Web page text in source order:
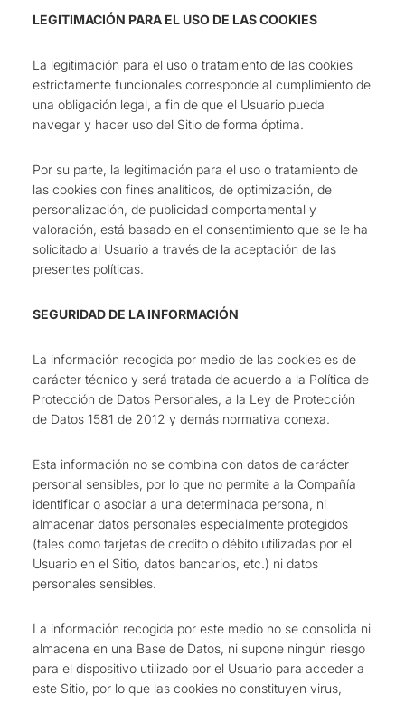
LEGITIMACIÓN PARA EL USO DE LAS COOKIES
La legitimación para el uso o tratamiento de las cookies
estrictamente funcionales corresponde al cumplimiento de
una obligación legal, a fin de que el Usuario pueda
navegar y hacer uso del Sitio de forma óptima.
Por su parte, la legitimación para el uso o tratamiento de
las cookies con fines analíticos, de optimización, de
personalización, de publicidad comportamental y
valoración, está basado en el consentimiento que se le ha
solicitado al Usuario a través de la aceptación de las
presentes políticas.
SEGURIDAD DE LA INFORMACIÓN
La información recogida por medio de las cookies es de
carácter técnico y será tratada de acuerdo a la Política de
Protección de Datos Personales, a la Ley de Protección
de Datos 1581 de 2012 y demás normativa conexa.
Esta información no se combina con datos de carácter
personal sensibles, por lo que no permite a la Compañía
identificar o asociar a una determinada persona, ni
almacenar datos personales especialmente protegidos
(tales como tarjetas de crédito o débito utilizadas por el
Usuario en el Sitio, datos bancarios, etc.) ni datos
personales sensibles.
La información recogida por este medio no se consolida ni
almacena en una Base de Datos, ni supone ningún riesgo
para el dispositivo utilizado por el Usuario para acceder a
este Sitio, por lo que las cookies no constituyen virus,